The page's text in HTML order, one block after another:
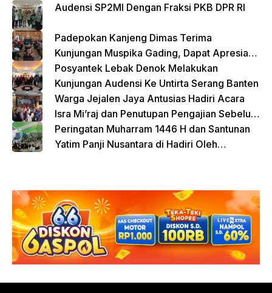
dan Bazar Kreatif
Audensi SP2MI Dengan Fraksi PKB DPR RI
Padepokan Kanjeng Dimas Terima
Kunjungan Muspika Gading, Dapat Apresiasi
atas Kontribusi Sosial dan Keagamaan
Posyantek Lebak Denok Melakukan
Kunjungan Audensi Ke Untirta Serang Banten
Warga Jejalen Jaya Antusias Hadiri Acara
Isra Mi’raj dan Penutupan Pengajian Sebelum
Ramadhan
Peringatan Muharram 1446 H dan Santunan
Yatim Panji Nusantara di Hadiri Oleh